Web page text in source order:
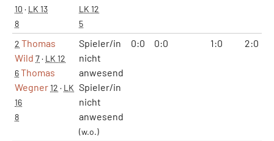
10 · LK 13
8
LK 12
5
2 Thomas
Wild 7· LK 12
6Thomas
Wegner12 · LK
16
8
Spieler/in
nicht
anwesend
Spieler/in
nicht
anwesend
(w.o.)
0:0 0:0 1:0 2:0